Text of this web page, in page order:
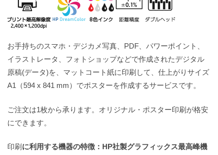
お手持ちのスマホ・デジカメ写真、PDF、パワーポイント、
イラストレータ、フォトショップなどで作成されたデジタル
原稿(データ)を、マットコート紙に印刷して、仕上がりサイズ
A1（594 x 841 mm）でポスターを作成するサービスです。
ご注文は1枚から承ります。オリジナル・ポスター印刷が格安
にできます。
印刷 に利用する機器の特徴：HP社製グラフィックス最高峰機